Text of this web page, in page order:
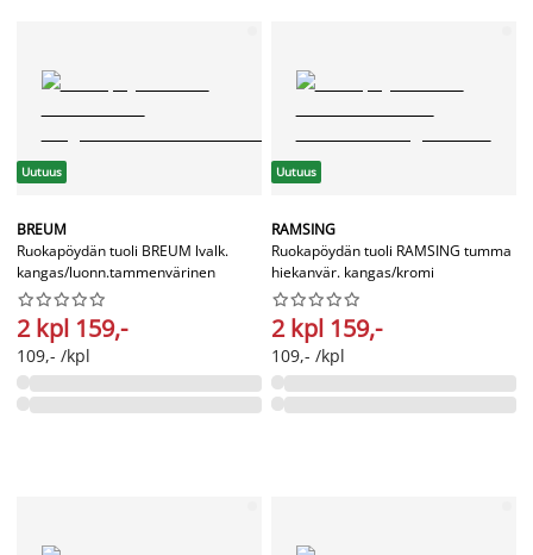
Uutuus
BREUM
Ruokapöydän tuoli BREUM lvalk.
kangas/luonn.tammenvärinen






2 kpl 159,-
109,- /kpl
Uutuus
RAMSING
Ruokapöydän tuoli RAMSING tumma
hiekanvär. kangas/kromi






2 kpl 159,-
109,- /kpl